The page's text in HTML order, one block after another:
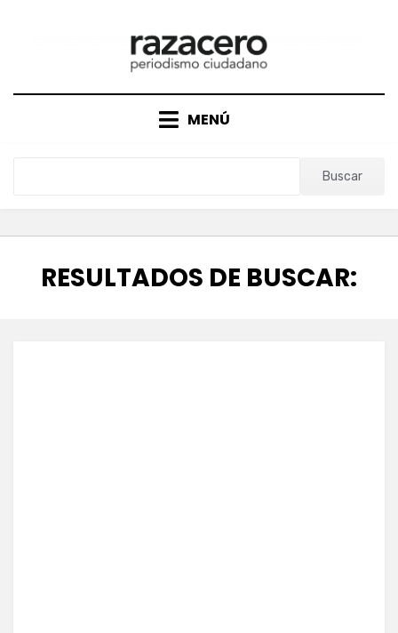
MENÚ
Buscar
RESULTADOS DE BUSCAR: